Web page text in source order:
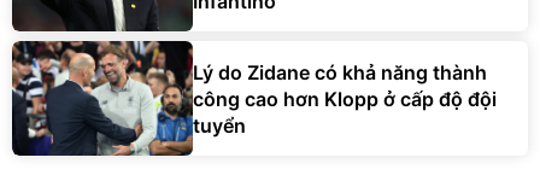
Lý do Zidane có khả năng thành
công cao hơn Klopp ở cấp độ đội
tuyển